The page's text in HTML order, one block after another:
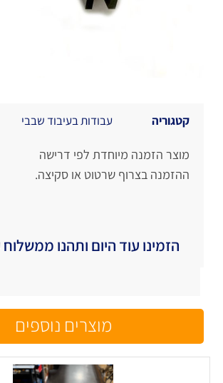
קטגוריה עבודות בעיבוד שבבי
מוצר הזמנה מיוחדת לפי דרישה
ההזמנה בצרוף שרטוט או סקיצה.
הזמינו עוד היום ותהנו
מוצרים נוספים